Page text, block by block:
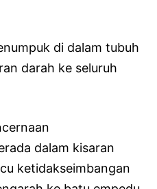
di dalam tubuh
darah ke seluruh
dalam kisaran
ketidakseimbangan